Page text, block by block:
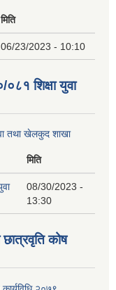
मिति
06/23/2023 - 10:10
०८१ शिक्षा युवा
तथा खेलकुद शाखा
मिति
08/30/2023 -
13:30
छात्रवृति कोष